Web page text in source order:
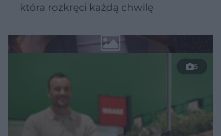
która rozkręci każdą chwilę
5